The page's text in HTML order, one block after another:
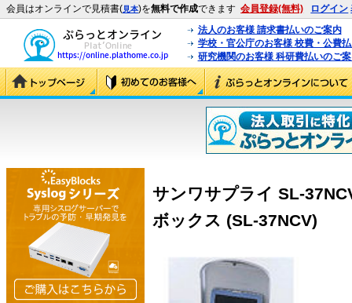
会員はオンラインで見積書(見本)を無料で作成できます 会員登録(無料) ログイン
法人のお客様 請求書払いのご案内
学校・官公庁のお客様 校費・公費
研究機関のお客様 科研費払いのご
サンワサプライ SL-
ボックス (SL-37NCV)